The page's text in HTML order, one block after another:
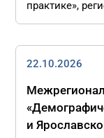
практике»,
22.10.2026
и